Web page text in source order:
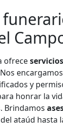
ofrece
y
honrar la
Brindamos
ataúd